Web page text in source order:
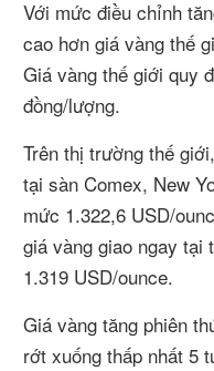
Với mức điều chỉnh
cao hơn giá vàng thế
Giá vàng thế giới quy
đồng/lượng.
Trên thị trường thế
tại sàn Comex, New
mức 1.322,6 USD/
giá vàng giao ngay
1.319 USD/ounce.
Giá vàng tăng phiên
rớt xuống thấp nhất 5